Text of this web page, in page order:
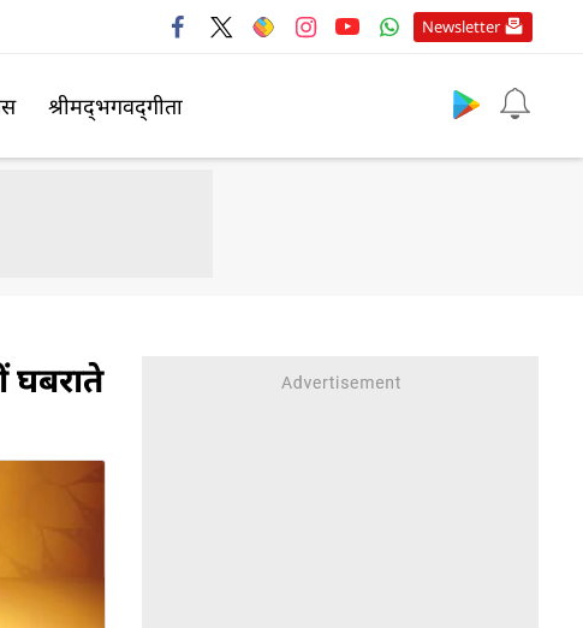
Newsletter
श्रीमद्‍भगवद्‍गीता
घबराते